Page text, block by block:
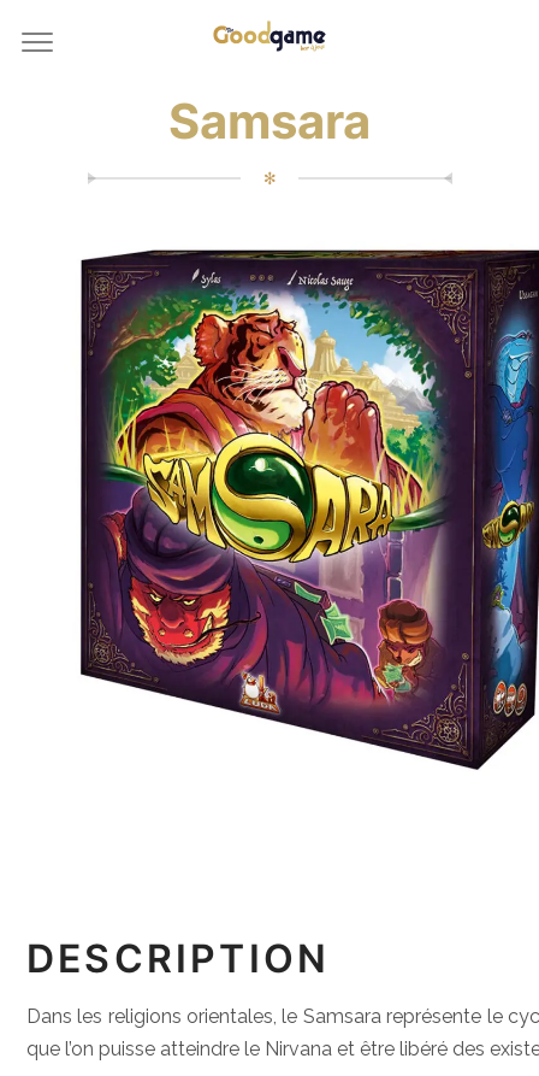
Samsara
✻
DESCRIPTION
Dans les religions orientales, le Samsara représente le
que l’on puisse atteindre le Nirvana et être libéré des